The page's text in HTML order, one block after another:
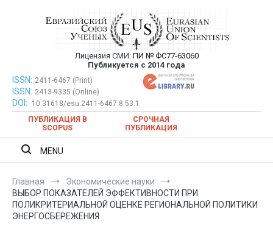
Евразийский Союз Ученых —
публикация научных статей в
ежемесячном научном журнале
Лицензия СМИ: ПИ № ФС77-63060
Публикуется с 2014 года
Евразийский Союз Ученых — публикация научных статей в
ежемесячном научном журнале
ISSN: 2411-6467 (Print)
ISSN: 2413-9335 (Online)
DOI:
10.31618/esu.2411-6467.8.53.1
ПУБЛИКАЦИЯ В
SCOPUS
СРОЧНАЯ
ПУБЛИКАЦИЯ
MENU
Главная
Экономические науки
ВЫБОР ПОКАЗАТЕЛЕЙ ЭФФЕКТИВНОСТИ ПРИ
ПОЛИКРИТЕРИАЛЬНОЙ ОЦЕНКЕ РЕГИОНАЛЬНОЙ ПОЛИТИКИ
ЭНЕРГОСБЕРЕЖЕНИЯ